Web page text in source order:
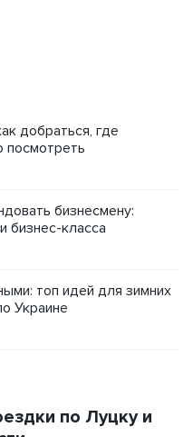
добраться, где
посмотреть
бизнесмену:
бизнес-класса
топ идей для зимних
Украине
по Луцку и